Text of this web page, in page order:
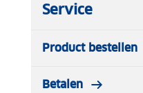
Service
Product bestellen
Betalen